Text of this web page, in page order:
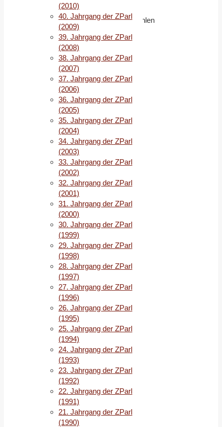
Die
Präsidentschaftsvorwahlen
der
Demokraten
2020:
Eine
Rückkehr
zur
partei-
elitengesteuerten
Kandidatennominierung
vor
2016?
(Patrick
Horst
Die
US-
Präsidentschaftswahl
vom
3.
November
2020:
Abwahl
(Bernhard
Kornelius)
Die
Republikanische
Partei
nach
den
Wahlen
2020:
Nach
oder
inmitten
derTrump-
Ära?
Philipp
Adorf
(2010)
40. Jahrgang der ZParl
(2009)
39. Jahrgang der ZParl
(2008)
38. Jahrgang der ZParl
(2007)
37. Jahrgang der ZParl
(2006)
36. Jahrgang der ZParl
(2005)
35. Jahrgang der ZParl
(2004)
34. Jahrgang der ZParl
(2003)
33. Jahrgang der ZParl
(2002)
32. Jahrgang der ZParl
(2001)
31. Jahrgang der ZParl
(2000)
30. Jahrgang der ZParl
(1999)
29. Jahrgang der ZParl
(1998)
28. Jahrgang der ZParl
(1997)
27. Jahrgang der ZParl
(1996)
26. Jahrgang der ZParl
(1995)
25. Jahrgang der ZParl
(1994)
24. Jahrgang der ZParl
(1993)
23. Jahrgang der ZParl
(1992)
22. Jahrgang der ZParl
(1991)
21. Jahrgang der ZParl
(1990)